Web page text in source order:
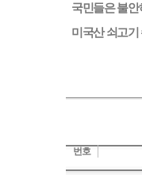
국민들은 불안
미국산 쇠고
번호